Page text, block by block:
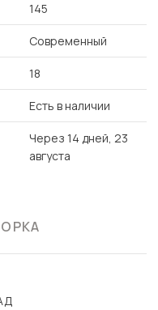
145
Современный
18
Есть в наличии
Через 14 дней, 23
августа